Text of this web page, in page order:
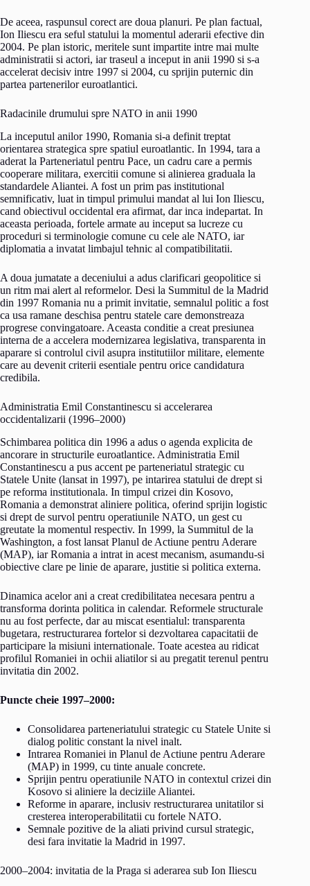
De aceea, raspunsul corect are doua planuri. Pe plan factual,
Ion Iliescu era seful statului la momentul aderarii efective din
2004. Pe plan istoric, meritele sunt impartite intre mai multe
administratii si actori, iar traseul a inceput in anii 1990 si s-a
accelerat decisiv intre 1997 si 2004, cu sprijin puternic din
partea partenerilor euroatlantici.
Radacinile drumului spre NATO in anii 1990
La inceputul anilor 1990, Romania si-a definit treptat
orientarea strategica spre spatiul euroatlantic. In 1994, tara a
aderat la Parteneriatul pentru Pace, un cadru care a permis
cooperare militara, exercitii comune si alinierea graduala la
standardele Aliantei. A fost un prim pas institutional
semnificativ, luat in timpul primului mandat al lui Ion Iliescu,
cand obiectivul occidental era afirmat, dar inca indepartat. In
aceasta perioada, fortele armate au inceput sa lucreze cu
proceduri si terminologie comune cu cele ale NATO, iar
diplomatia a invatat limbajul tehnic al compatibilitatii.
A doua jumatate a deceniului a adus clarificari geopolitice si
un ritm mai alert al reformelor. Desi la Summitul de la Madrid
din 1997 Romania nu a primit invitatie, semnalul politic a fost
ca usa ramane deschisa pentru statele care demonstreaza
progrese convingatoare. Aceasta conditie a creat presiunea
interna de a accelera modernizarea legislativa, transparenta in
aparare si controlul civil asupra institutiilor militare, elemente
care au devenit criterii esentiale pentru orice candidatura
credibila.
Administratia Emil Constantinescu si accelerarea
occidentalizarii (1996–2000)
Schimbarea politica din 1996 a adus o agenda explicita de
ancorare in structurile euroatlantice. Administratia Emil
Constantinescu a pus accent pe parteneriatul strategic cu
Statele Unite (lansat in 1997), pe intarirea statului de drept si
pe reforma institutionala. In timpul crizei din Kosovo,
Romania a demonstrat aliniere politica, oferind sprijin logistic
si drept de survol pentru operatiunile NATO, un gest cu
greutate la momentul respectiv. In 1999, la Summitul de la
Washington, a fost lansat Planul de Actiune pentru Aderare
(MAP), iar Romania a intrat in acest mecanism, asumandu-si
obiective clare pe linie de aparare, justitie si politica externa.
Dinamica acelor ani a creat credibilitatea necesara pentru a
transforma dorinta politica in calendar. Reformele structurale
nu au fost perfecte, dar au miscat esentialul: transparenta
bugetara, restructurarea fortelor si dezvoltarea capacitatii de
participare la misiuni internationale. Toate acestea au ridicat
profilul Romaniei in ochii aliatilor si au pregatit terenul pentru
invitatia din 2002.
Puncte cheie 1997–2000:
Consolidarea parteneriatului strategic cu Statele Unite si
dialog politic constant la nivel inalt.
Intrarea Romaniei in Planul de Actiune pentru Aderare
(MAP) in 1999, cu tinte anuale concrete.
Sprijin pentru operatiunile NATO in contextul crizei din
Kosovo si aliniere la deciziile Aliantei.
Reforme in aparare, inclusiv restructurarea unitatilor si
cresterea interoperabilitatii cu fortele NATO.
Semnale pozitive de la aliati privind cursul strategic,
desi fara invitatie la Madrid in 1997.
2000–2004: invitatia de la Praga si aderarea sub Ion Iliescu